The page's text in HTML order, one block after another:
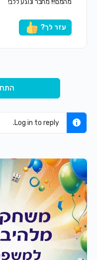
מהמם!!! מחבר ונוגע ללב!
עזר לך?
Log in to reply.